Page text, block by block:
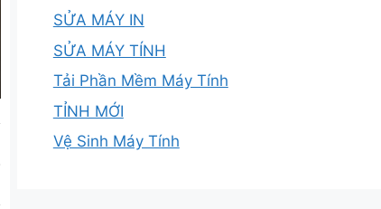
SỬA MÁY IN
SỬA MÁY TÍNH
Tải Phần Mềm Máy Tính
TỈNH MỚI
Vệ Sinh Máy Tính